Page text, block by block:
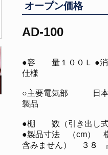
オープン価格
AD-100
●容 量１００Ｌ ●
仕様
○主要電気部 日本
製品
●棚 数（引
●製品寸法 （cm）
含みません） ３８